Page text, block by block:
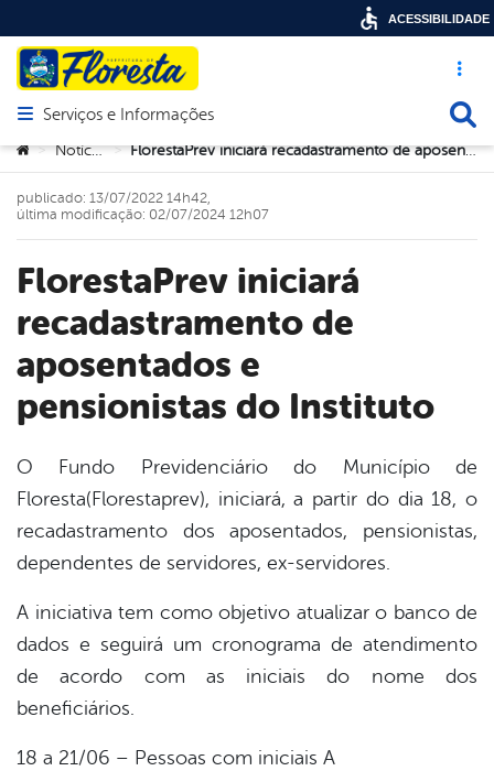
Acesso
Abrir menu principal de navegação
Serviços e Informações
Você está aqui:
> Notícias > FlorestaPrev iniciará recadastramento de aposentados e pensionistas do Instituto
FlorestaPrev iniciará
recadastramento de
aposentados e
pensionistas do Instituto
publicado: 13/07/2022 14h42,
última modificação: 02/07/2024 12h07
O Fundo Previdenciário do Município de
Floresta(Florestaprev), iniciará, a partir do dia 18, o
recadastramento dos aposentados, pensionistas,
dependentes de servidores, ex-servidores.
A iniciativa tem como objetivo atualizar o banco de
dados e seguirá um cronograma de atendimento
de acordo com as iniciais do nome dos
beneficiários.
18 a 21/06 – Pessoas com iniciais A
ACESSIBILIDADE